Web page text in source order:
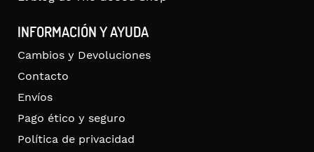
INFORMACIÓN Y AYUDA
Cambios y Devoluciones
Contacto
Envíos
Pago ético y seguro
Política de privacidad